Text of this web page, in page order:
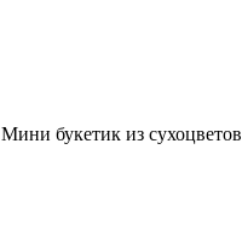
Мини букетик из сухоцветов